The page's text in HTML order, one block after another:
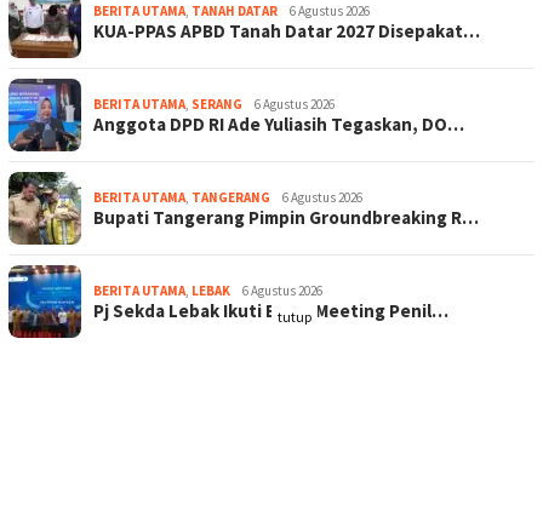
BERITA UTAMA, TANAH DATAR 6 Agustus 2026
KUA-PPAS APBD Tanah Datar 2027 Disepakat…
BERITA UTAMA, SERANG 6 Agustus 2026
Anggota DPD RI Ade Yuliasih Tegaskan, DO…
BERITA UTAMA, TANGERANG 6 Agustus 2026
Bupati Tangerang Pimpin Groundbreaking R…
BERITA UTAMA, LEBAK 6 Agustus 2026
Pj Sekda Lebak Ikuti Entry Meeting Penil…
tutup